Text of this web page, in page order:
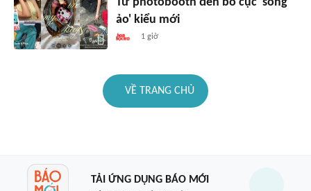
ảo' kiểu mới
1 giờ
VỀ TRANG CHỦ
TẢI ỨNG DỤNG BÁO MỚI